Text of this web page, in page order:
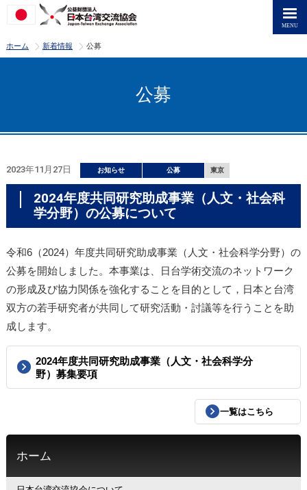
ホーム >
新着情報 >
公募
公募
2023年11月27日 お知らせ 公募 東京
2024年度共同研究助成事業（人文・社会科
学分野）の公募について
令和6（2024）年度共同研究助成事業（人文・社会科学分野）の
公募を開始しました。本事業は、日台学術交流のネットワーク
の形成及び協力関係を強化することを目的として，日本と台湾
双方の若手研究者が共同して研究活動・討議等を行うことを助
成します。
2024年度共同研究助成事業（人文・社会科学分
野）募集要項
一覧はこちら
ホーム